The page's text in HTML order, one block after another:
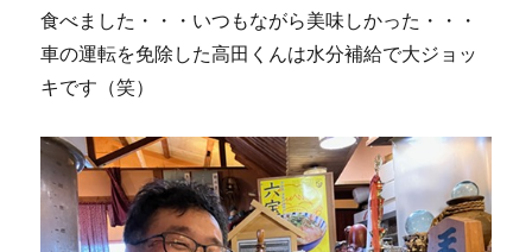
食べました・・・いつもながら美味しかった・・・
車の運転を免除した高田くんは水分補給で大ジョッ
キです（笑）